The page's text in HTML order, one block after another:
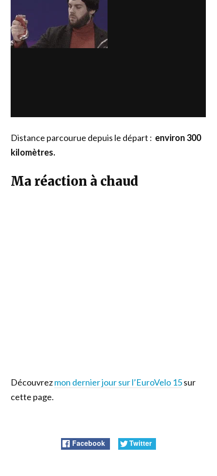
Distance parcourue depuis le départ : environ 300
kilomètres.
Ma réaction à chaud
Découvrezmon dernier jour sur l’EuroVelo 15sur
cette page.
Facebook Twitter